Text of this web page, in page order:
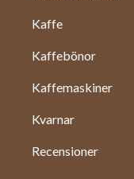
Kaffe
Kaffebönor
Kaffemaskiner
Kvarnar
Recensioner